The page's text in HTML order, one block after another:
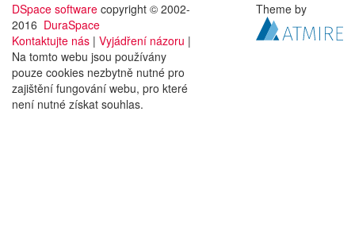
DSpace software copyright © 2002-
2016 DuraSpace
Kontaktujte nás | Vyjádření názoru |
Na tomto webu jsou používány
pouze cookies nezbytně nutné pro
zajištění fungování webu, pro které
není nutné získat souhlas.
Theme by